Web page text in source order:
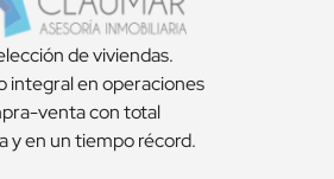
de viviendas.
integral en operaciones
venta con total
y en un tiempo récord.